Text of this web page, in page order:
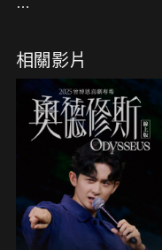
記得去粉專點個讚唷～
開台活動訊息都會發
Facebook粉專：樂樂
/ lebaby0v0
Instagram：lebaby0v0
相關影片